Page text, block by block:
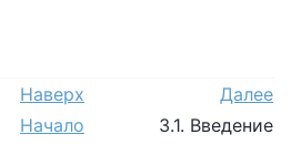
Наверх
Далее
Начало 3.1. Введение